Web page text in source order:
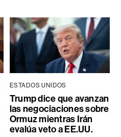
ESTADOS UNIDOS
Trump dice que avanzan
las negociaciones sobre
Ormuz mientras Irán
evalúa veto a EE.UU.